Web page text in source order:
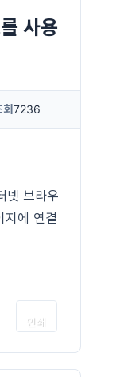
사용
7236
넷 브라우
지에 연결
인쇄